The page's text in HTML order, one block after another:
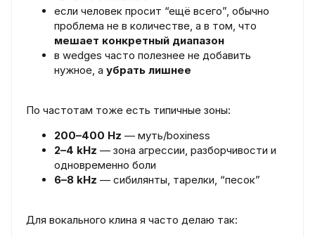
если человек просит “ещё всего”, обычно
проблема не в количестве, а в том, что
мешает конкретный диапазон
в wedges часто полезнее не добавить
нужное, а убрать лишнее
По частотам тоже есть типичные зоны:
200–400 Hz — муть/boxiness
2–4 kHz — зона агрессии, разборчивости и
одновременно боли
6–8 kHz — сибилянты, тарелки, “песок”
Для вокального клина я часто делаю так: